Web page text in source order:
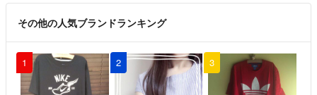
その他の人気ブランドランキング
1 2 3